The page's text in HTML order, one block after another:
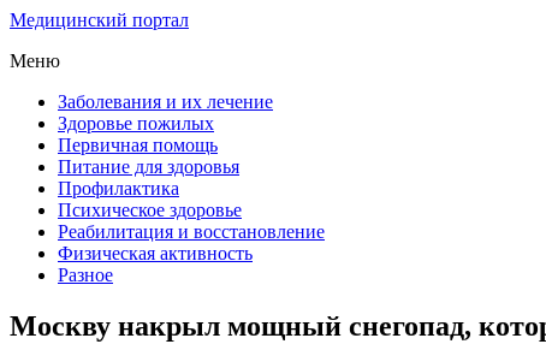
Медицинский портал
Меню
Заболевания и их лечение
Здоровье пожилых
Первичная помощь
Питание для здоровья
Профилактика
Психическое здоровье
Реабилитация и восстановление
Физическая активность
Разное
Москву накрыл мощный снегопад,